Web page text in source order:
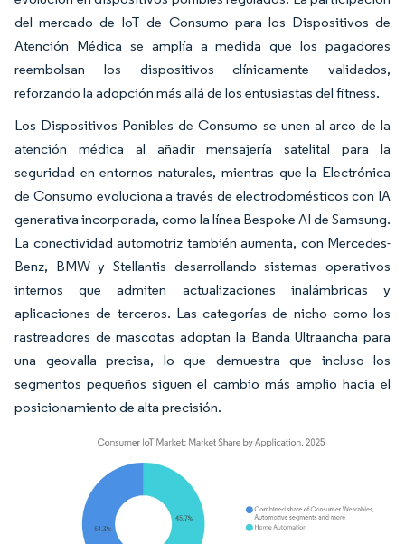
del mercado de IoT de Consumo para los Dispositivos de
Atención Médica se amplía a medida que los pagadores
reembolsan los dispositivos clínicamente validados,
reforzando la adopción más allá de los entusiastas del fitness.
Los Dispositivos Ponibles de Consumo se unen al arco de la
atención médica al añadir mensajería satelital para la
seguridad en entornos naturales, mientras que la Electrónica
de Consumo evoluciona a través de electrodomésticos con IA
generativa incorporada, como la línea Bespoke AI de Samsung.
La conectividad automotriz también aumenta, con Mercedes-
Benz, BMW y Stellantis desarrollando sistemas operativos
internos que admiten actualizaciones inalámbricas y
aplicaciones de terceros. Las categorías de nicho como los
rastreadores de mascotas adoptan la Banda Ultraancha para
una geovalla precisa, lo que demuestra que incluso los
segmentos pequeños siguen el cambio más amplio hacia el
posicionamiento de alta precisión.